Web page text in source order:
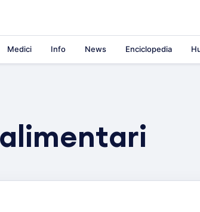
Medici Info News Enciclopedia